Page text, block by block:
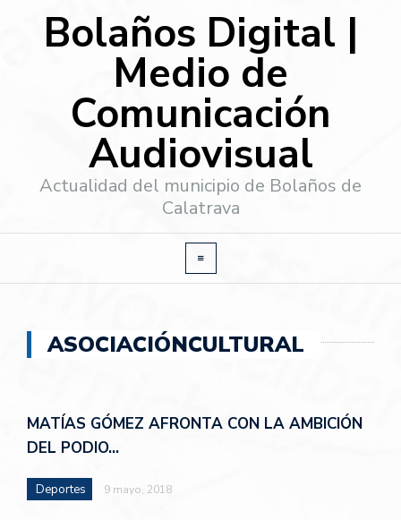
Bolaños Digital |
Medio de
Comunicación
Audiovisual
Actualidad del municipio de Bolaños de
Calatrava
ASOCIACIÓNCULTURAL
MATÍAS GÓMEZ AFRONTA CON LA AMBICIÓN
DEL PODIO…
Deportes 9 mayo, 2018